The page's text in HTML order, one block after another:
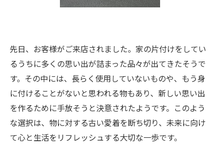
先日、お客様がご来店されました。家の片付けをしてい
るうちに多くの思い出が詰まった品々が出てきたそうで
す。その中には、長らく使用していないものや、もう身
に付けることがないと思われる物もあり、新しい思い出
を作るために手放そうと決意されたようです。このよう
な選択は、物に対する古い愛着を断ち切り、未来に向け
て心と生活をリフレッシュする大切な一歩です。